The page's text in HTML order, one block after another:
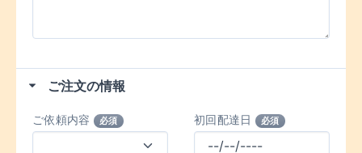
ご注文の情報
ご依頼内容 必須 初回配達日 必須